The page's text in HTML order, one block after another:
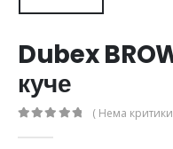
Dubex
куче
( Нема